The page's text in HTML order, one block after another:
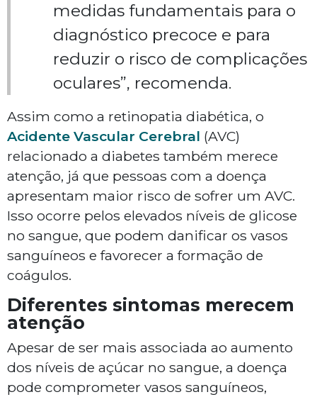
medidas fundamentais para o
diagnóstico precoce e para
reduzir o risco de complicações
oculares”, recomenda.
Assim como a retinopatia diabética, o
Acidente Vascular Cerebral (AVC)
relacionado a diabetes também merece
atenção, já que pessoas com a doença
apresentam maior risco de sofrer um AVC.
Isso ocorre pelos elevados níveis de glicose
no sangue, que podem danificar os vasos
sanguíneos e favorecer a formação de
coágulos.
Diferentes sintomas merecem
atenção
Apesar de ser mais associada ao aumento
dos níveis de açúcar no sangue, a doença
pode comprometer vasos sanguíneos,